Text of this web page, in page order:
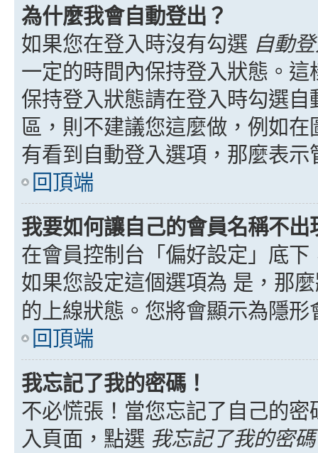
為什麼我會自動登出？
如果您在登入時沒有勾選 自動
一定的時間內保持登入狀態。
保持登入狀態請在登入時勾選
區，則不建議您這麼做，例如
有看到自動登入選項，那麼表
回頂端
我要如何讓自己的會員名稱不
在會員控制台「偏好設定」底
如果您設定這個選項為 是 ，那
的上線狀態。您將會顯示為隱形
回頂端
我忘記了我的密碼！
不必慌張！當您忘記了自己的
入頁面，點選 我忘記了我的密碼